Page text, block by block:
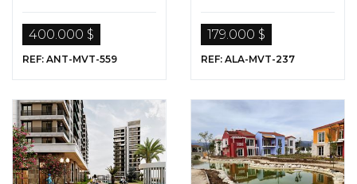
Dubleks Daire
400.000 $
REF: ANT-MVT-559
179.000 $
REF: ALA-MVT-237